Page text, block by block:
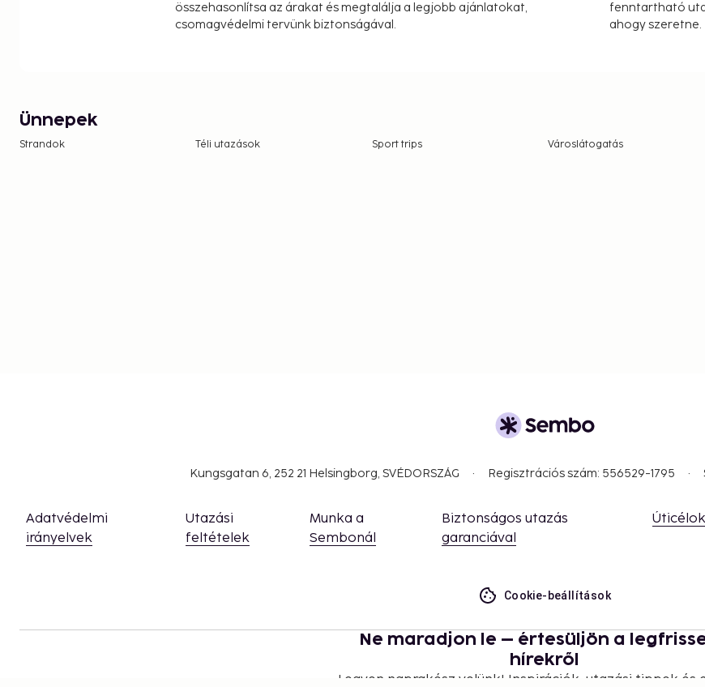
összehasonlítsa az árakat és megtalálja a legjobb ajánlatokat,
csomagvédelmi tervünk biztonságával.
fenntartható
ahogy szeretne.
Ünnepek
Strandok Téli utazások Sport trips Városlátogatás
Kungsgatan 6, 252 21 Helsingborg, SVÉDORSZÁG Regisztrációs szám: 556529-1795
Adatvédelmi
irányelvek
Utazási
feltételek
Munka a
Sembonál
Biztonságos utazás
garanciával
Úticélok
Cookie-beállítások
Ne maradjon le – értesüljön a
hírekről
Legyen naprakész velünk! Inspirációk, utazási tippek és